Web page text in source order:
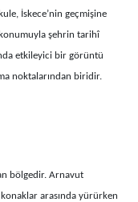
İskece’nin geçmişine
konumuyla şehrin tarihî
etkileyici bir görüntü
noktalarından biridir.
bölgedir. Arnavut
konaklar arasında yürürken